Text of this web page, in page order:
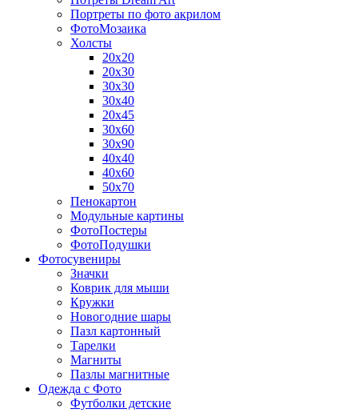
Портреты по фото акрилом
ФотоМозаика
Холсты
20х20
20х30
30х30
30х40
20х45
30х60
30х90
40х40
40х60
50х70
Пенокартон
Модульные картины
ФотоПостеры
ФотоПодушки
Фотоcувениры
Значки
Коврик для мыши
Кружки
Новогодние шары
Пазл картонный
Тарелки
Магниты
Пазлы магнитные
Одежда с Фото
Футболки детские